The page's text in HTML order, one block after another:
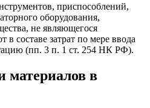
приспособлений,
оборудования,
не являющегося
составе затрат по мере ввода
(пп. 3 п. 1 ст. 254 НК РФ).
материалов в